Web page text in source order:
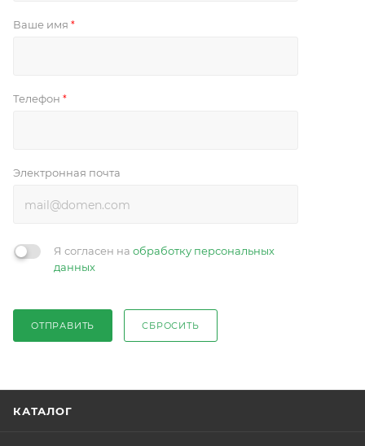
Ваше имя *
Телефон *
Электронная почта
Я согласен на обработку персональных
данных
ОТПРАВИТЬ СБРОСИТЬ
КАТАЛОГ